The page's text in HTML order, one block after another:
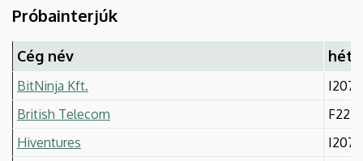
Informatikai
Kar
Próbainterjúk
Cég név
BitNinja Kft.
I207
British Telecom
F22
Hiventures
I207